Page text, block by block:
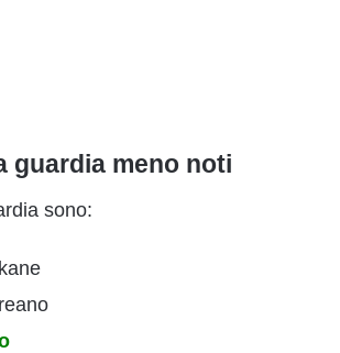
guardia meno noti
sono: